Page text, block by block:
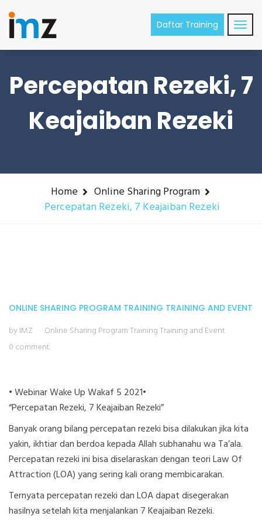
Daftar Training
Percepatan Rezeki, 7
Keajaiban Rezeki
Home
Online Sharing Program
Percepatan Rezeki, 7 Keajaiban Rezeki
ONLINE SHARING PROGRAM TRAINING TRAINING AND EVENT
by IMZ Online Sharing ProgramTrainingTraining and Event
0 comment
• Webinar Wake Up Wakaf 5 2021•
“Percepatan Rezeki, 7 Keajaiban Rezeki”
Banyak orang bilang percepatan rezeki bisa dilakukan jika kita
yakin, ikhtiar dan berdoa kepada Allah subhanahu wa Ta’ala.
Percepatan rezeki ini bisa diselaraskan dengan teori Law Of
Attraction (LOA) yang sering kali orang membicarakan.
Ternyata percepatan rezeki dan LOA dapat disegerakan
hasilnya setelah kita menjalankan 7 Keajaiban Rezeki.